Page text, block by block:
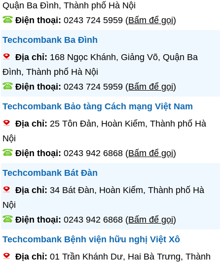
Quận Ba Đình, Thành phố Hà Nội
Điện thoại:0243 724 5959 (Bấm để gọi)
Techcombank Ba Đình
Địa chỉ: 168 Ngọc Khánh, Giảng Võ, Quận Ba
Đình, Thành phố Hà Nội
Điện thoại:0243 724 5959 (Bấm để gọi)
Techcombank Bảo tàng Cách mạng Việt Nam
Địa chỉ:25 Tôn Đản, Hoàn Kiếm, Thành phố Hà
Nội
Điện thoại:0243 942 6868 (Bấm để gọi)
Techcombank Bát Đàn
Địa chỉ:34 Bát Đàn, Hoàn Kiếm, Thành phố Hà
Nội
Điện thoại:0243 942 6868 (Bấm để gọi)
Techcombank Bệnh viện hữu nghị Việt Xô
Địa chỉ:01 Trần Khánh Dư, Hai Bà Trưng, Thành